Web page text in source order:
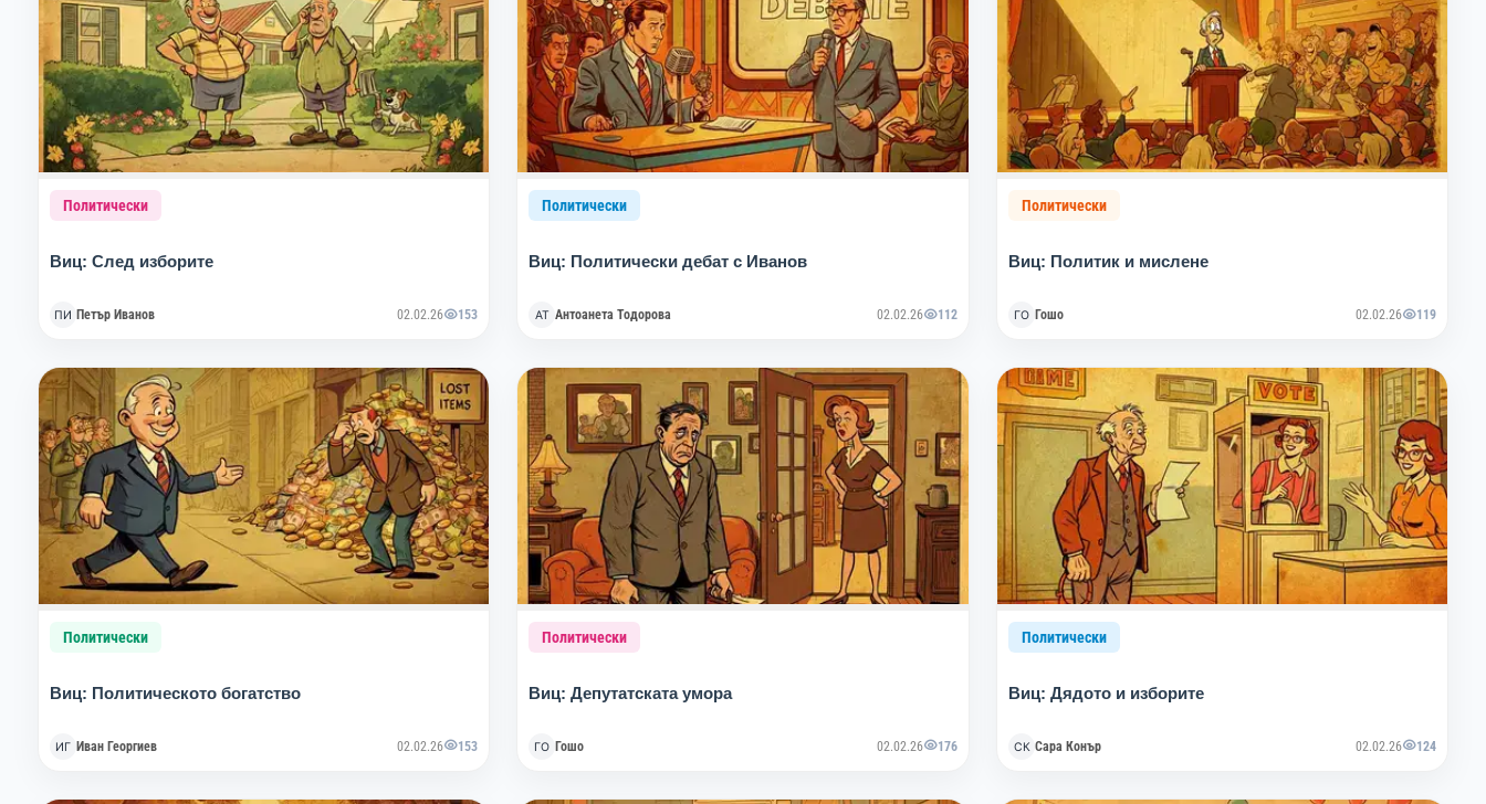
Политически
Виц: След изборите
Петър Иванов 02.02.26 153
Политически
Виц: Политически дебат с Иванов
Антоанета Тодорова 02.02.26 112
Политически
Виц: Политик и мислене
Гошо 02.02.26 119
Политически
Виц: Политическото богатство
Иван Георгиев 02.02.26 153
Политически
Виц: Депутатската умора
Гошо 02.02.26 176
Политически
Виц: Дядото и изборите
Сара Конър 02.02.26 124